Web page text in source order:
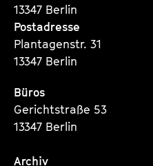
13347 Berlin
Postadresse
Plantagenstr. 31
13347 Berlin
Büros
Gerichtstraße 53
13347 Berlin
Archiv